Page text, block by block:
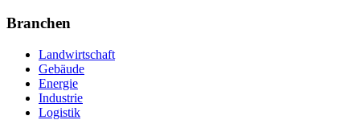
Branchen
Landwirtschaft
Gebäude
Energie
Industrie
Logistik